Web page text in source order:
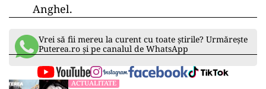
Anghel.
Vrei să fii mereu la curent cu toate știrile? Urmărește
Puterea.ro și pe canalul de WhatsApp
ACTUALITATE